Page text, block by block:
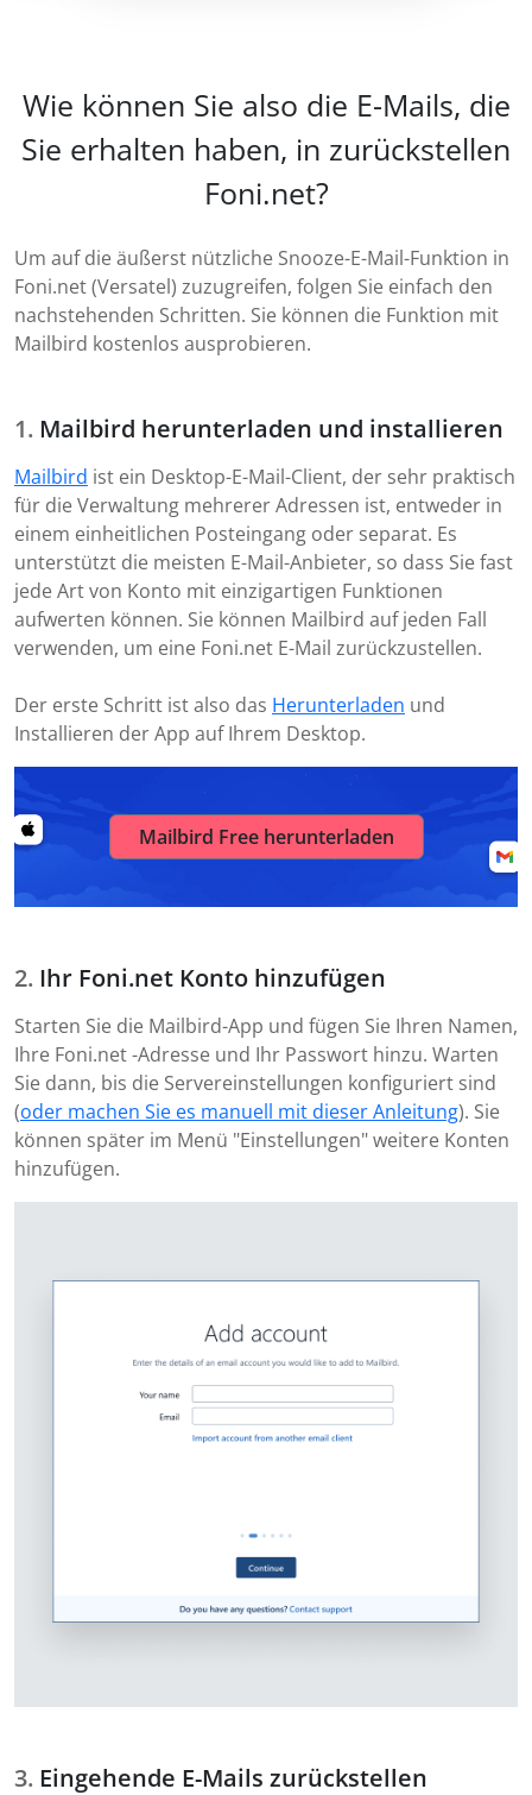
Wie können Sie also die E-Mails, die
Sie erhalten haben, in zurückstellen
Foni.net?
Um auf die äußerst nützliche Snooze-E-Mail-Funktion in
Foni.net (Versatel) zuzugreifen, folgen Sie einfach den
nachstehenden Schritten. Sie können die Funktion mit
Mailbird kostenlos ausprobieren.
Mailbird herunterladen und installieren
Mailbird ist ein Desktop-E-Mail-Client, der sehr praktisch
für die Verwaltung mehrerer Adressen ist, entweder in
einem einheitlichen Posteingang oder separat. Es
unterstützt die meisten E-Mail-Anbieter, so dass Sie fast
jede Art von Konto mit einzigartigen Funktionen
aufwerten können. Sie können Mailbird auf jeden Fall
verwenden, um eine Foni.net E-Mail zurückzustellen.
Der erste Schritt ist also das Herunterladen und
Installieren der App auf Ihrem Desktop.
Mailbird Free herunterladen
Ihr Foni.net Konto hinzufügen
Starten Sie die Mailbird-App und fügen Sie Ihren Namen,
Ihre Foni.net -Adresse und Ihr Passwort hinzu. Warten
Sie dann, bis die Servereinstellungen konfiguriert sind
(oder machen Sie es manuell mit dieser Anleitung). Sie
können später im Menü "Einstellungen" weitere Konten
hinzufügen.
Eingehende E-Mails zurückstellen